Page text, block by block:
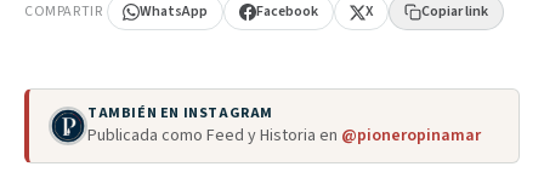
COMPARTIR WhatsApp Facebook X Copiar link
TAMBIÉN EN INSTAGRAM
Publicada como Feed y Historia en @pioneropinamar